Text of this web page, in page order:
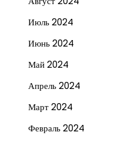
Июль 2024
Июнь 2024
Май 2024
Апрель 2024
Март 2024
Февраль 2024